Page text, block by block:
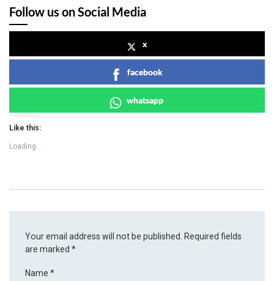
Follow us on Social Media
x
facebook
whatsapp
Like this:
Loading...
Your email address will not be published.
Required fields
are marked*
Name*